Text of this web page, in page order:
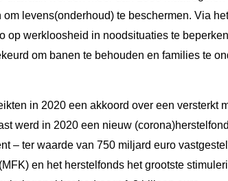
levens(onderhoud) te beschermen. Via
op werkloosheid in noodsituaties te
om banen te behouden en families te
in 2020 een akkoord over een versterkt
werd in 2020 een nieuw
– ter waarde van 750 miljard euro
en het herstelfonds het grootste